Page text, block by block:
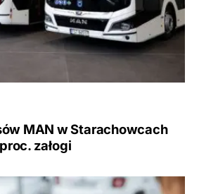
MAN w Starachowcach
załogi